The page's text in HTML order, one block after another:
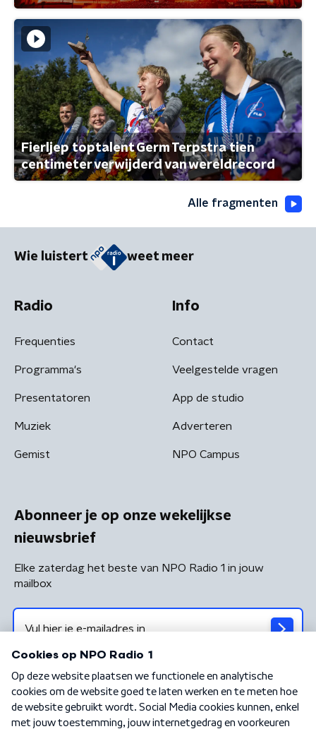
Fierljep toptalent Germ Terpstra tien
centimeter verwijderd van wereldrecord
Alle fragmenten
Wie luistert weet meer
Radio
Frequenties
Programma's
Presentatoren
Muziek
Gemist
Info
Contact
Veelgestelde vragen
App de studio
Adverteren
NPO Campus
Abonneer je op onze wekelijkse
nieuwsbrief
Elke zaterdag het beste van NPO Radio 1 in jouw
mailbox
Algemene voorwaarden